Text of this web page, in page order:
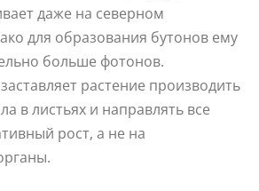
даже на северном
для образования бутонов ему
больше фотонов.
растение производить
в листьях и направлять все
рост, а не на